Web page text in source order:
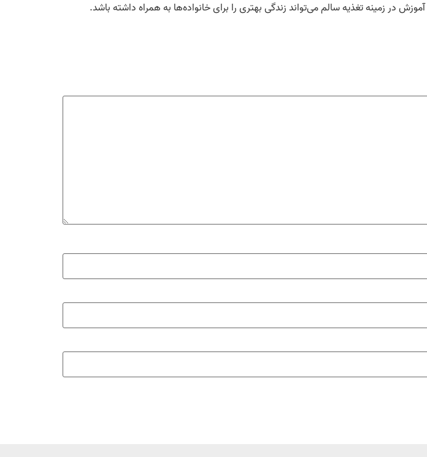
در زمینه تغذیه سالم می‌تواند زندگی بهتری را برای خانواده‌ها به همراه داشته باشد.